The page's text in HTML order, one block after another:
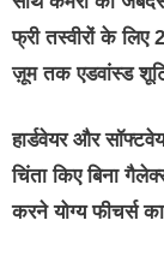
फ्री तस्वीरों के
ज़ूम तक एडवांस्ड
हार्डवेयर और
चिंता किए बिना
करने योग्य फीचर्स